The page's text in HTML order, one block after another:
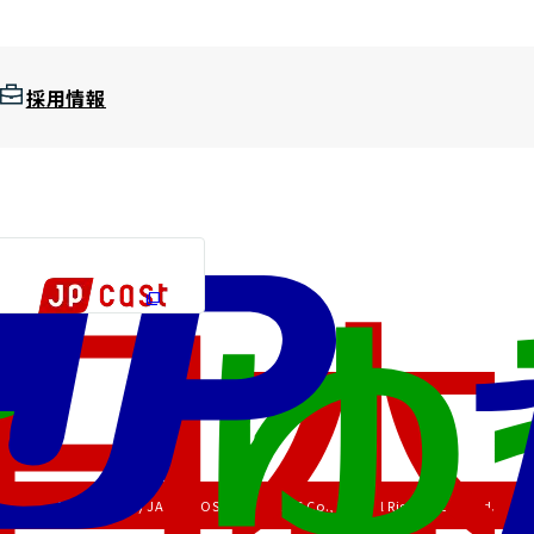
採用情報
Copyright (C) JAPAN POST HOLDINGS Co., Ltd. All Rights Reserved.